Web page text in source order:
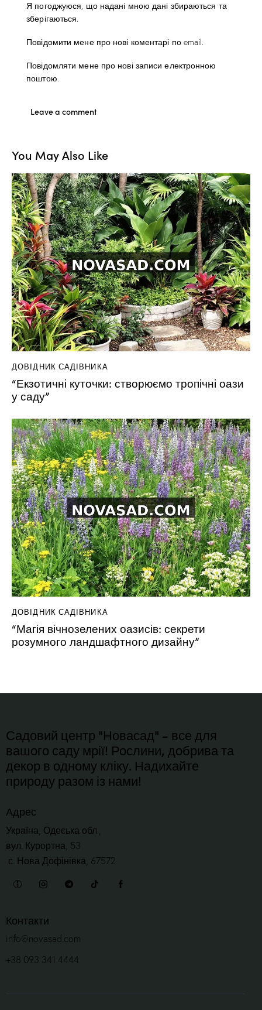
Я погоджуюся, що надані мною дані збираються та
зберігаються.
Повідомити мене про нові коментарі по email.
Повідомляти мене про нові записи електронною
поштою.
You May Also Like
ДОВІДНИК САДІВНИКА
“Екзотичні куточки: створюємо тропічні оази
у саду”
ДОВІДНИК САДІВНИКА
“Магія вічнозелених оазисів: секрети
розумного ландшафтного дизайну”
Садовий центр "Новасад" - все для
вашого саду мрії! Рослини, добрива та
декор в одному кліку. Надихайте
природу разом із нами!
Адрес
Україна, Одеська обл.,
вул. Курортна, 53
с. Нова Дофінівка, 67572
Контакти
info@novasad.com
+38 093 341 4444